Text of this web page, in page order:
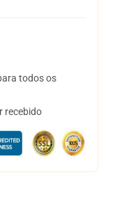
todos os
recebido